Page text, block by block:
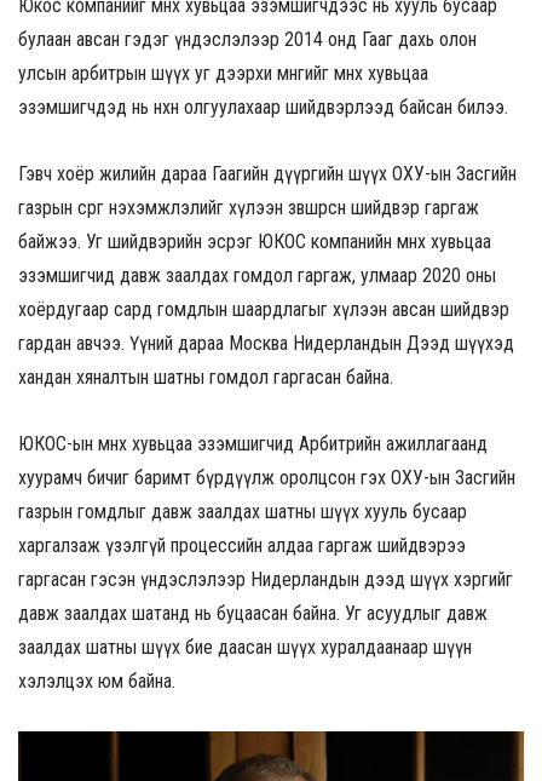
Юкос компанийг өмнөх хувьцаа эзэмшигчдээс нь хууль бусаар
булаан авсан гэдэг үндэслэлээр 2014 онд Гааг дахь олон
улсын арбитрын шүүх уг дээрхи мөнгийг өмнөх хувьцаа
эзэмшигчдэд нь нөхөн олгуулахаар шийдвэрлээд байсан билээ.
Гэвч хоёр жилийн дараа Гаагийн дүүргийн шүүх ОХУ-ын Засгийн
газрын сөрөг нэхэмжлэлийг хүлээн зөвшөөрсөн шийдвэр гаргаж
байжээ. Уг шийдвэрийн эсрэг ЮКОС компанийн өмнөх хувьцаа
эзэмшигчид давж заалдах гомдол гаргаж, улмаар 2020 оны
хоёрдугаар сард гомдлын шаардлагыг хүлээн авсан шийдвэр
гардан авчээ. Үүний дараа Москва Нидерландын Дээд шүүхэд
хандан хяналтын шатны гомдол гаргасан байна.
ЮКОС-ын өмнөх хувьцаа эзэмшигчид Арбитрийн ажиллагаанд
хуурамч бичиг баримт бүрдүүлж оролцсон гэх ОХУ-ын Засгийн
газрын гомдлыг давж заалдах шатны шүүх хууль бусаар
харгалзаж үзэлгүй процессийн алдаа гаргаж шийдвэрээ
гаргасан гэсэн үндэслэлээр Нидерландын дээд шүүх хэргийг
давж заалдах шатанд нь буцаасан байна. Уг асуудлыг давж
заалдах шатны шүүх бие даасан шүүх хуралдаанаар шүүн
хэлэлцэх юм байна.